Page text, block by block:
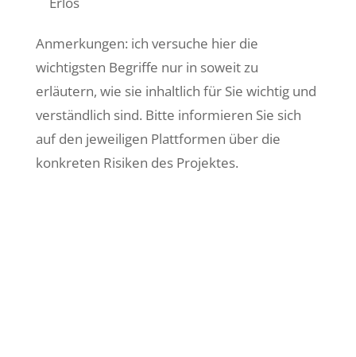
Anmerkungen: ich versuche hier die
wichtigsten Begriffe nur in soweit zu
erläutern, wie sie inhaltlich für Sie wichtig und
verständlich sind. Bitte informieren Sie sich
auf den jeweiligen Plattformen über die
konkreten Risiken des Projektes.